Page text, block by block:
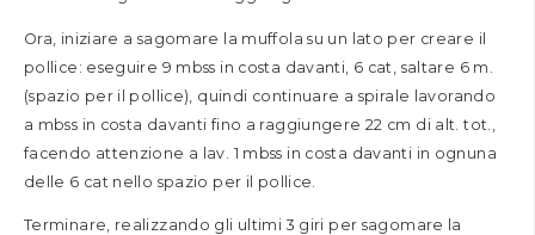
Ora, iniziare a sagomare la muffola su un lato per creare il
pollice: eseguire 9 mbss in costa davanti, 6 cat, saltare 6 m.
(spazio per il pollice), quindi continuare a spirale lavorando
a mbss in costa davanti fino a raggiungere 22 cm di alt. tot.,
facendo attenzione a lav. 1 mbss in costa davanti in ognuna
delle 6 cat nello spazio per il pollice.
Terminare, realizzando gli ultimi 3 giri per sagomare la